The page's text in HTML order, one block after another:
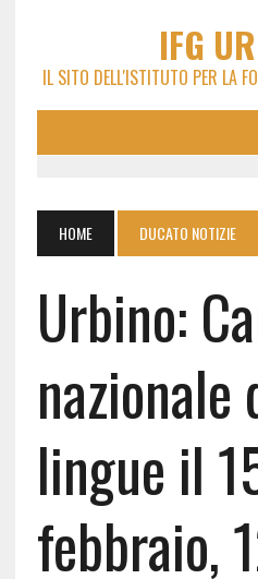
IFG
IL SITO DELL'ISTITUTO PER LA
HOME DUCATO NOTIZIE
Urbino:
nazionale
lingue il
febbraio,